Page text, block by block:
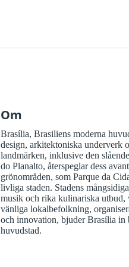
Om
Brasília, Brasiliens moderna
design, arkitektoniska underverk
landmärken, inklusive den
do Planalto, återspeglar dess
grönområden, som Parque da
livliga staden. Stadens
musik och rika kulinariska utbud,
vänliga lokalbefolkning,
och innovation, bjuder Brasília in
huvudstad.